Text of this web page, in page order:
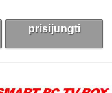
prisijungti